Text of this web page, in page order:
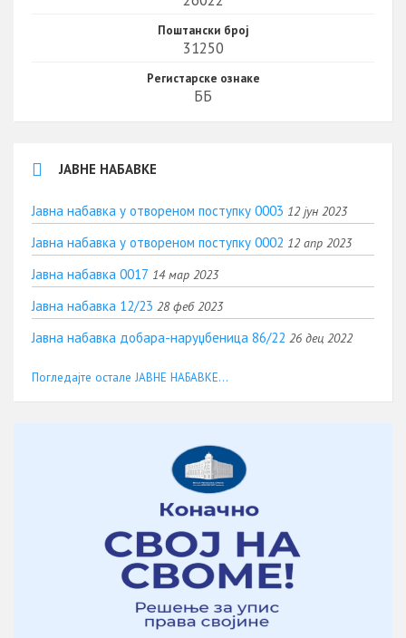
Поштански број
31250
Регистарске ознаке
ББ
ЈАВНЕ НАБАВКЕ
Јавна набавка у отвореном поступку 0003 12 јун 2023
Јавна набавка у отвореном поступку 0002 12 апр 2023
Јавна набавка 0017 14 мар 2023
Јавна набавка 12/23 28 феб 2023
Јавна набавка добара-наруџбеница 86/22 26 дец 2022
Погледајте остале ЈАВНЕ НАБАВКЕ...